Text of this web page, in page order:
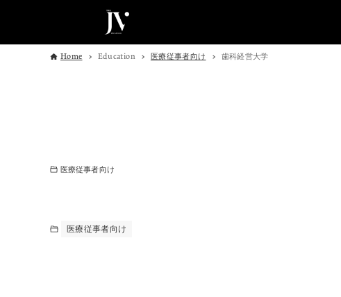
Home Education 医療従事者向け 歯科経営大学
医療従事者向け
医療従事者向け